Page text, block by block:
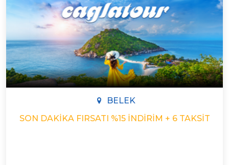
BELEK
SON DAKIKA FIRSATI %15 İNDIRIM + 6 TAKSIT